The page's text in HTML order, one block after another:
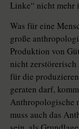
Linke“ nicht mehr
Was für eine
große
Produktion von
nicht zerstörerisch
für die
geraten darf,
Anthropologische
muss auch das